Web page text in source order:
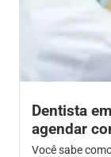
Dentista
agendar
Você sabe